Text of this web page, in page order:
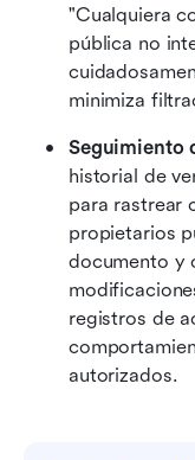
"Cualquiera
pública no
minimiza
Seguimiento
historial de
para rastrear
propietarios
documento y
registros de
autorizados.